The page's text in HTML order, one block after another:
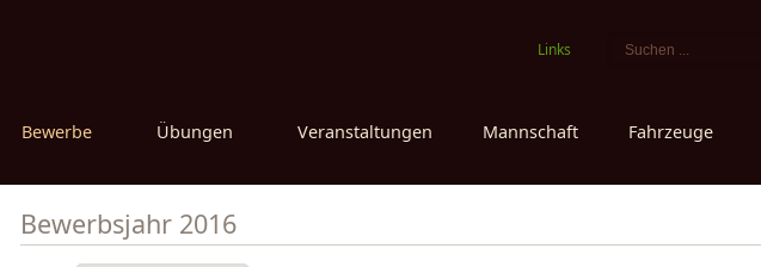
Links
Bewerbe Übungen Veranstaltungen Mannschaft Fahrzeuge
Bewerbsjahr 2016